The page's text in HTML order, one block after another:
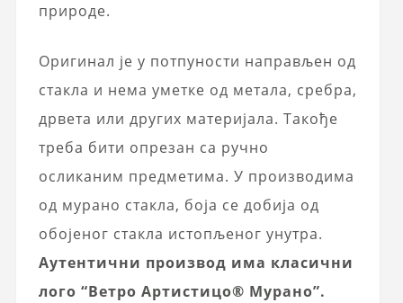
природе.
Оригинал је у потпуности направљен од
стакла и нема уметке од метала, сребра,
дрвета или других материјала. Такође
треба бити опрезан са ручно
осликаним предметима. У производима
од мурано стакла, боја се добија од
обојеног стакла истопљеног унутра.
Аутентични производ има класични
лого “Ветро Артистицо® Мурано”.